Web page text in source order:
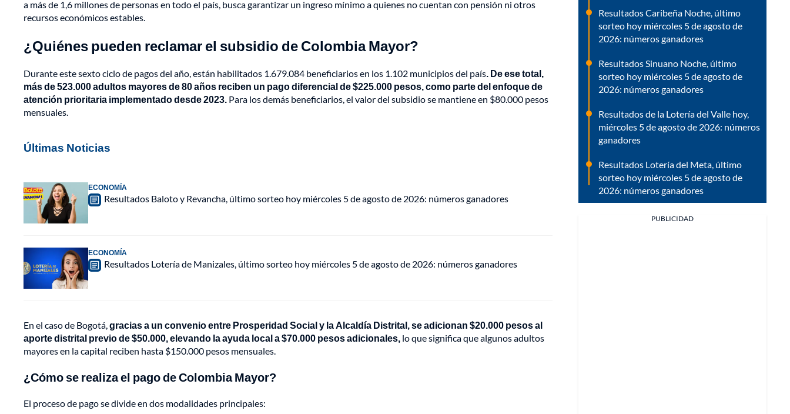
a más de 1,6 millones de personas en todo el país, busca garantizar un ingreso mínimo a quienes no cuentan con pensión ni otros
recursos económicos estables.
¿Quiénes pueden reclamar el subsidio de Colombia Mayor?
Durante este sexto ciclo de pagos del año, están habilitados 1.679.084 beneficiarios en los 1.102 municipios del país. De ese total,
más de 523.000 adultos mayores de 80 años reciben un pago diferencial de $225.000 pesos, como parte del enfoque de
atención prioritaria implementado desde 2023. Para los demás beneficiarios, el valor del subsidio se mantiene en $80.000 pesos
mensuales.
Últimas Noticias
ECONOMÍA
Resultados Baloto y Revancha, último sorteo hoy miércoles 5 de agosto de 2026: números ganadores
ECONOMÍA
Resultados Lotería de Manizales, último sorteo hoy miércoles 5 de agosto de 2026: números ganadores
En el caso de Bogotá,gracias a un convenio entre Prosperidad Social y la Alcaldía Distrital, se adicionan $20.000 pesos al
aporte distrital previo de $50.000, elevando la ayuda local a $70.000 pesos adicionales, lo que significa que algunos adultos
mayores en la capital reciben hasta $150.000 pesos mensuales.
¿Cómo se realiza el pago de Colombia Mayor?
El proceso de pago se divide en dos modalidades principales:
Resultados Caribeña Noche, último
sorteo hoy miércoles 5 de agosto de
2026: números ganadores
Resultados Sinuano Noche, último
sorteo hoy miércoles 5 de agosto de
2026: números ganadores
Resultados de la Lotería del Valle hoy,
miércoles 5 de agosto de 2026: números
ganadores
Resultados Lotería del Meta, último
sorteo hoy miércoles 5 de agosto de
2026: números ganadores
PUBLICIDAD